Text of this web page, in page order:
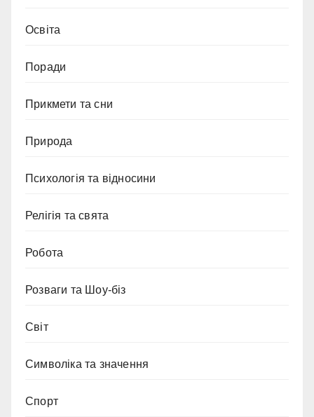
Освіта
Поради
Прикмети та сни
Природа
Психологія та відносини
Релігія та свята
Робота
Розваги та Шоу-біз
Світ
Символіка та значення
Спорт